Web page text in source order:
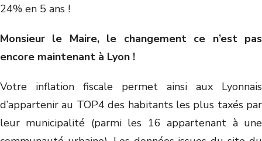
24% en 5 ans !
Monsieur le Maire, le changement ce n’est pas
encore maintenant à Lyon !
Votre inflation fiscale permet ainsi aux Lyonnais
d’appartenir au TOP4 des habitants les plus taxés par
leur municipalité (parmi les 16 appartenant à une